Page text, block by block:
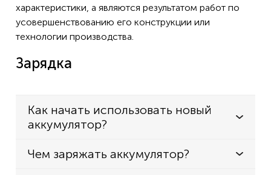
характеристики, а являются результатом работ по
усовершенствованию его конструкции или
технологии производства.
Зарядка
Как начать использовать новый
аккумулятор?
Чем заряжать аккумулятор?